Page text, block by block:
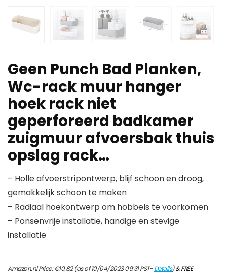
Geen Punch Bad Planken,
Wc-rack muur hanger
hoek rack niet
geperforeerd badkamer
zuigmuur afvoersbak thuis
opslag rack…
– Holle afvoerstripontwerp, blijf schoon en droog,
gemakkelijk schoon te maken
– Radiaal hoekontwerp om hobbels te voorkomen
– Ponsenvrije installatie, handige en stevige
installatie
Amazon.nl Price:€10.82(as of 10/04/2023 09:31 PST-Details)&FREE